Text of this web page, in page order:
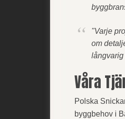
"Varje
om
Våra
Polska
byggbehov i